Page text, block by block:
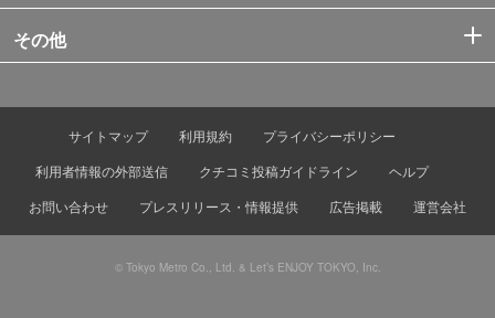
その他
サイトマップ 利用規約
プライバシーポリシー
利用者情報の外部送信
クチコミ投稿ガイドライン
ヘルプ
お問い合わせ
プレスリリース・情報提供 広告掲載 運営会社
© Tokyo Metro Co., Ltd. & Let’s ENJOY TOKYO, Inc.